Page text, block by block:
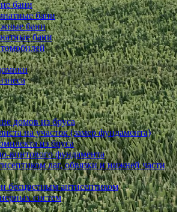
бани
бани
бани
бани
домов из бруса
на участок (замер фундамента)
из бруса
винтового фундамента
лаг, обвязки и нижней части
бесцветным антисептиком
систем